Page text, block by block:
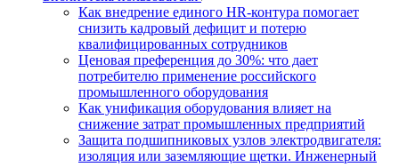
Как внедрение единого HR-контура помогает
снизить кадровый дефицит и потерю
квалифицированных сотрудников
Ценовая преференция до 30%: что дает
потребителю применение российского
промышленного оборудования
Как унификация оборудования влияет на
снижение затрат промышленных предприятий
Защита подшипниковых узлов электродвигателя:
изоляция или заземляющие щетки. Инженерный